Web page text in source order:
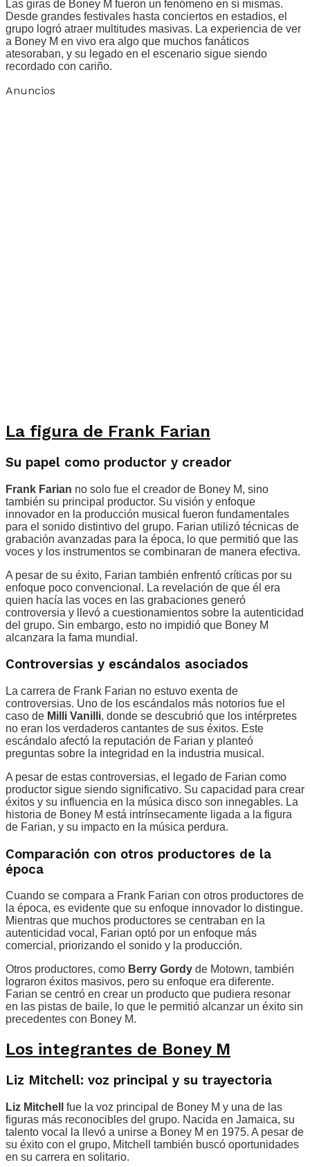
Las giras de Boney M fueron un fenómeno en sí mismas.
Desde grandes festivales hasta conciertos en estadios, el
grupo logró atraer multitudes masivas. La experiencia de ver
a Boney M en vivo era algo que muchos fanáticos
atesoraban, y su legado en el escenario sigue siendo
recordado con cariño.
Anuncios
La figura de Frank Farian
Su papel como productor y creador
Frank Farian no solo fue el creador de Boney M, sino
también su principal productor. Su visión y enfoque
innovador en la producción musical fueron fundamentales
para el sonido distintivo del grupo. Farian utilizó técnicas de
grabación avanzadas para la época, lo que permitió que las
voces y los instrumentos se combinaran de manera efectiva.
A pesar de su éxito, Farian también enfrentó críticas por su
enfoque poco convencional. La revelación de que él era
quien hacía las voces en las grabaciones generó
controversia y llevó a cuestionamientos sobre la autenticidad
del grupo. Sin embargo, esto no impidió que Boney M
alcanzara la fama mundial.
Controversias y escándalos asociados
La carrera de Frank Farian no estuvo exenta de
controversias. Uno de los escándalos más notorios fue el
caso de Milli Vanilli, donde se descubrió que los intérpretes
no eran los verdaderos cantantes de sus éxitos. Este
escándalo afectó la reputación de Farian y planteó
preguntas sobre la integridad en la industria musical.
A pesar de estas controversias, el legado de Farian como
productor sigue siendo significativo. Su capacidad para crear
éxitos y su influencia en la música disco son innegables. La
historia de Boney M está intrínsecamente ligada a la figura
de Farian, y su impacto en la música perdura.
Comparación con otros productores de la
época
Cuando se compara a Frank Farian con otros productores de
la época, es evidente que su enfoque innovador lo distingue.
Mientras que muchos productores se centraban en la
autenticidad vocal, Farian optó por un enfoque más
comercial, priorizando el sonido y la producción.
Otros productores, como Berry Gordy de Motown, también
lograron éxitos masivos, pero su enfoque era diferente.
Farian se centró en crear un producto que pudiera resonar
en las pistas de baile, lo que le permitió alcanzar un éxito sin
precedentes con Boney M.
Los integrantes de Boney M
Liz Mitchell: voz principal y su trayectoria
Liz Mitchell
fue la voz principal de Boney M y una de las
figuras más reconocibles del grupo. Nacida en Jamaica, su
talento vocal la llevó a unirse a Boney M en 1975. A pesar de
su éxito con el grupo, Mitchell también buscó oportunidades
en su carrera en solitario.